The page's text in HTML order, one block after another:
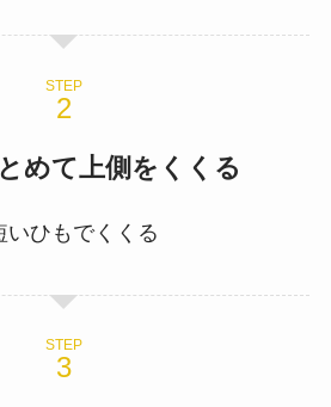
STEP
めて上側をくくる
STEP